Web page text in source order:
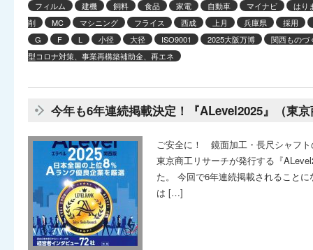
フィルム
建機 飼料 食品 家電 自動車 マイナビ
はり
削
MC マシニング フライス 西成 上月 兵庫県
採用
G
F L 小径 大径 ISO9001 2025大阪万博
関西ものづ
型コロナ対策、事業再構築補助金、再エネ
今年も6年連続掲載決定！『ALevel2025』（東
ご安全に！ 鏡面加工・長尺シャフ
東京商工リサーチが発行する『
た。 今回で6年連続掲載されること
は […]